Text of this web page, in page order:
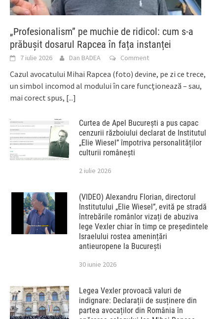
„Profesionalism” pe muchie de ridicol: cum s-a
prăbușit dosarul Rapcea în fața instanței
7 iulie 2026 Dan BADEA Comment
Cazul avocatului Mihai Rapcea (foto) devine, pe zi ce trece,
un simbol incomod al modului în care funcționează – sau,
mai corect spus, [...]
Curtea de Apel București a pus capac
cenzurii războiului declarat de Institutul
„Elie Wiesel” împotriva personalităților
culturii românești
2 iulie 2026
(VIDEO) Alexandru Florian, directorul
Institutului „Elie Wiesel”, evită pe stradă
întrebările românlor vizați de abuziva
lege Vexler chiar în timp ce președintele
Israelului rostea amenințări
antieuropene la București
30 iunie 2026
Legea Vexler provoacă valuri de
indignare: Declarații de susținere din
partea avocaților din România în